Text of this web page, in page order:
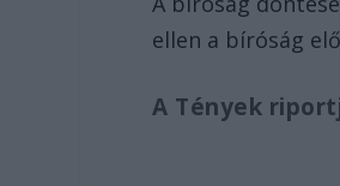
ellen a bíróság
A Tények